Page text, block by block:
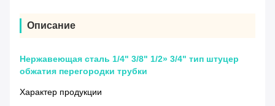
Описание
Нержавеющая сталь 1/4" 3/8" 1/2» 3/4" тип штуцер
обжатия перегородки трубки
Характер продукции